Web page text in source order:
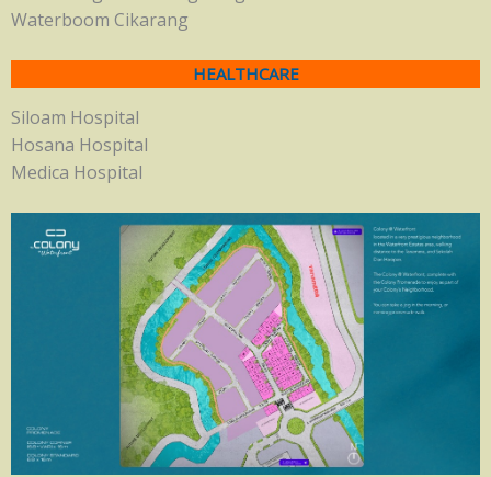
Waterboom Cikarang
HEALTHCARE
Siloam Hospital
Hosana Hospital
Medica Hospital